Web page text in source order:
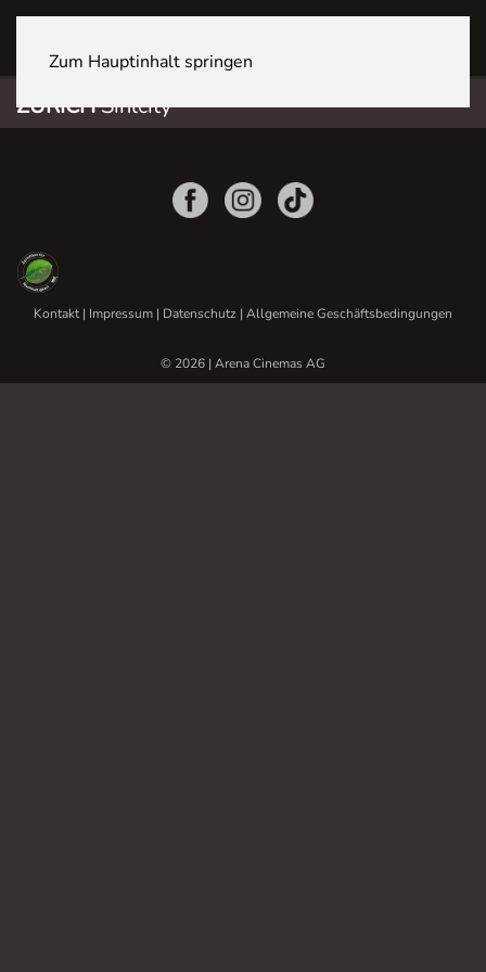
Zum Hauptinhalt springen
ZÜRICHSihlcity
Kontakt| Impressum | Datenschutz | Allgemeine Geschäftsbedingungen
© 2026 | Arena Cinemas AG